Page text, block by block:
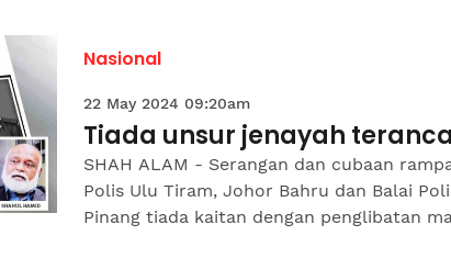
Nasional
22 May 2024 09:20am
Tiada unsur jenayah
SHAH ALAM - Serangan dan cubaan
Polis Ulu Tiram, Johor Bahru dan Balai
Pinang tiada kaitan dengan penglibatan